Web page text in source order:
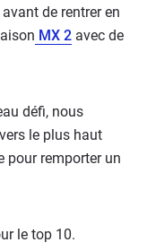
de rentrer en
MX 2 avec de
défi, nous
le plus haut
pour remporter un
le top 10.